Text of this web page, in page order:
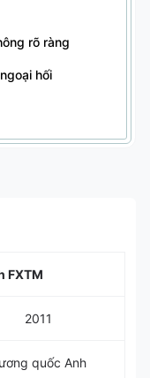
rõ ràng
hối
FXTM
2011
quốc Anh